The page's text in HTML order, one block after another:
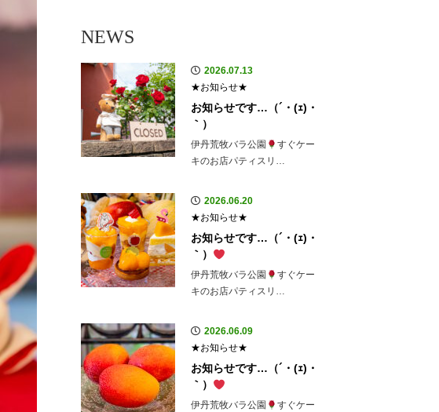
NEWS
2026.07.13
★お知らせ★
お知らせです…（´・(ｪ)・
｀）
伊丹荒牧バラ公園
すぐケー
キのお店パティスリ…
2026.06.20
★お知らせ★
お知らせです…（´・(ｪ)・
｀）
伊丹荒牧バラ公園
すぐケー
キのお店パティスリ…
2026.06.09
★お知らせ★
お知らせです…（´・(ｪ)・
｀）
伊丹荒牧バラ公園
すぐケー